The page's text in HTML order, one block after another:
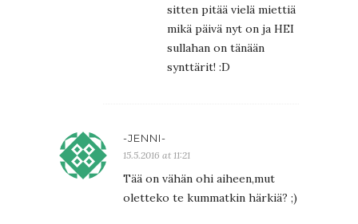
sitten pitää vielä miettiä
mikä päivä nyt on ja HEI
sullahan on tänään
synttärit! :D
-JENNI-
15.5.2016 at 11:21
Tää on vähän ohi aiheen,mut
oletteko te kummatkin härkiä? ;)